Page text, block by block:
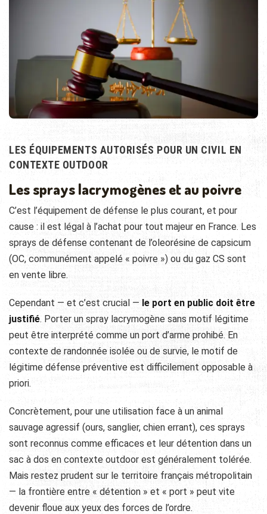
LES ÉQUIPEMENTS AUTORISÉS POUR UN CIVIL EN
CONTEXTE OUTDOOR
Les sprays lacrymogènes et au poivre
C’est l’équipement de défense le plus courant, et pour
cause : il est légal à l’achat pour tout majeur en France. Les
sprays de défense contenant de l’oleorésine de capsicum
(OC, communément appelé « poivre ») ou du gaz CS sont
en vente libre.
Cependant — et c’est crucial — le port en public doit être
justifié. Porter un spray lacrymogène sans motif légitime
peut être interprété comme un port d’arme prohibé. En
contexte de randonnée isolée ou de survie, le motif de
légitime défense préventive est difficilement opposable à
priori.
Concrètement, pour une utilisation face à un animal
sauvage agressif (ours, sanglier, chien errant), ces sprays
sont reconnus comme efficaces et leur détention dans un
sac à dos en contexte outdoor est généralement tolérée.
Mais restez prudent sur le territoire français métropolitain
— la frontière entre « détention » et « port » peut vite
devenir floue aux yeux des forces de l’ordre.